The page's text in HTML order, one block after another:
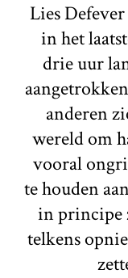
Lies
in het
drie uur
anderen
wereld om
vooral
te houden
in principe
telkens